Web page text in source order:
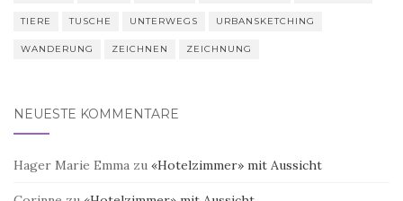
TIERE TUSCHE UNTERWEGS URBANSKETCHING
WANDERUNG ZEICHNEN ZEICHNUNG
NEUESTE KOMMENTARE
Hager Marie Emma zu «Hotelzimmer» mit Aussicht